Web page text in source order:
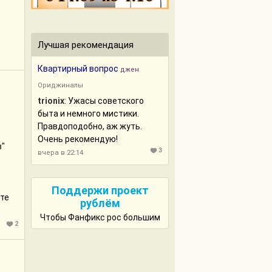
2
Лучшая рекомендация
Квартирный вопрос джен
Ориджиналы
trionix: Ужасы советского
быта и немного мистики.
Правдоподобно, аж жуть.
Очень рекомендую!
вчера в 22:14 3
Поддержи проект
рублём
Чтобы Фанфикс рос большим